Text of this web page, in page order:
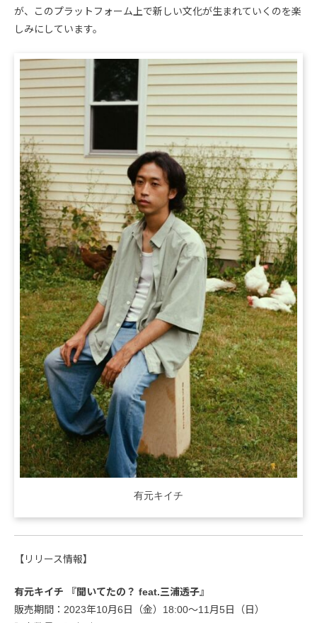
が、このプラットフォーム上で新しい文化が生まれていくのを楽
しみにしています。
有元キイチ
【リリース情報】
有元キイチ 『聞いてたの？ feat.三浦透子』
販売期間：2023年10月6日（金）18:00～11月5日（日）